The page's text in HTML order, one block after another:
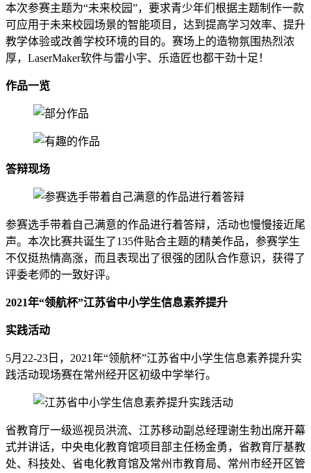
本次参赛主题为“未来校园”，要求青少年们根据主题制作一款
可应用于未来校园场景的智能项目，达到提高学习效率、提升
教学体验或改善学校环境的目的。赛场上的造物氛围热烈浓
厚，LaserMaker软件与雷小宇、乐造匠也都干劲十足！
作品一览
答辩现场
参赛选手带着自己满意的作品进行着答辩，活动也慢慢接近尾
声。本次比赛共诞生了135件贴合主题的精美作品，参赛学生
不仅挺热情高涨，而且表现出了很强的团队合作意识，获得了
评委老师的一致好评。
2021年“领航杯”江苏省中小学生信息素养提升
实践活动
5月22-23日，2021年“领航杯”江苏省中小学生信息素养提升实
践活动现场赛在常州经开区初级中学举行。
省教育厅一级巡视员洪流、江苏移动副总经理谢生勃出席开幕
式并讲话，中央电化教育馆项目部主任杨金勇，省教育厅基教
处、科技处、省电化教育馆及常州市教育局、常州市经开区管